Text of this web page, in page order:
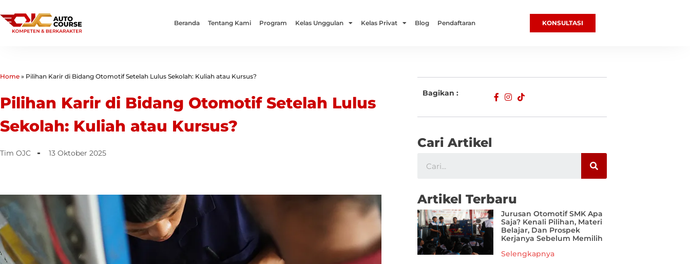
Beranda Tentang Kami Program Kelas Unggulan Kelas Privat Blog Pendaftaran KONSULTASI
Home » Pilihan Karir di Bidang Otomotif Setelah Lulus Sekolah: Kuliah atau Kursus?
Pilihan Karir di Bidang Otomotif Setelah Lulus
Sekolah: Kuliah atau Kursus?
Tim OJC 13 Oktober 2025
Bagikan :
Cari Artikel
Artikel Terbaru
Jurusan Otomotif SMK Apa
Saja? Kenali Pilihan, Materi
Belajar, Dan Prospek
Kerjanya Sebelum Memilih
Selengkapnya